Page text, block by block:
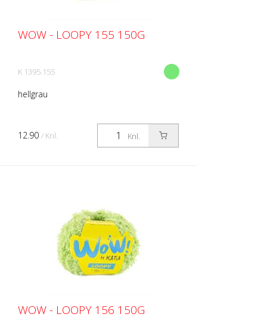
WOW - LOOPY 155 150G
K 1395.155
hellgrau
Knl.
12.90 / Knl.
WOW - LOOPY 156 150G